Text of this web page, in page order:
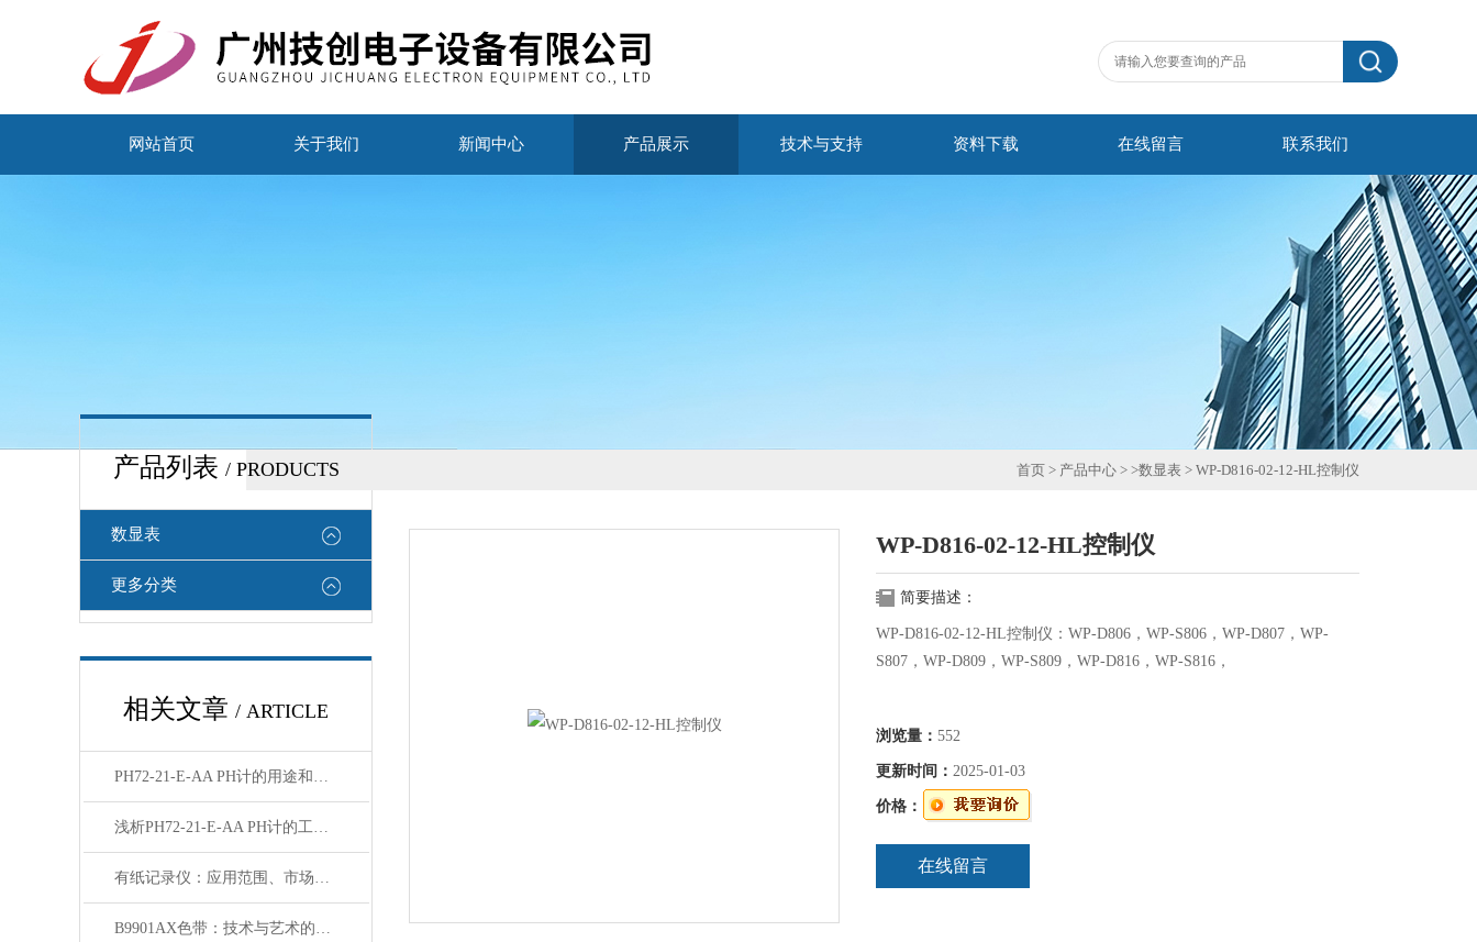
网站首页 关于我们 新闻中心 产品展示 技术与支持 资料下载 在线留言 联系我们
产品列表 / PRODUCTS
数显表
更多分类
相关文章 / ARTICLE
PH72-21-E-AA PH计的用途和使用方法
浅析PH72-21-E-AA PH计的工作原理与应用
有纸记录仪：应用范围、市场价值及前景分析
B9901AX色带：技术与艺术的结合
首页 > 产品中心 > >数显表 > WP-D816-02-12-HL控制仪
WP-D816-02-12-HL控制仪
简要描述：
WP-D816-02-12-HL控制仪：WP-D806，WP-S806，WP-D807，WP-
S807，WP-D809，WP-S809，WP-D816，WP-S816，
浏览量： 552
更新时间： 2025-01-03
价格：
在线留言